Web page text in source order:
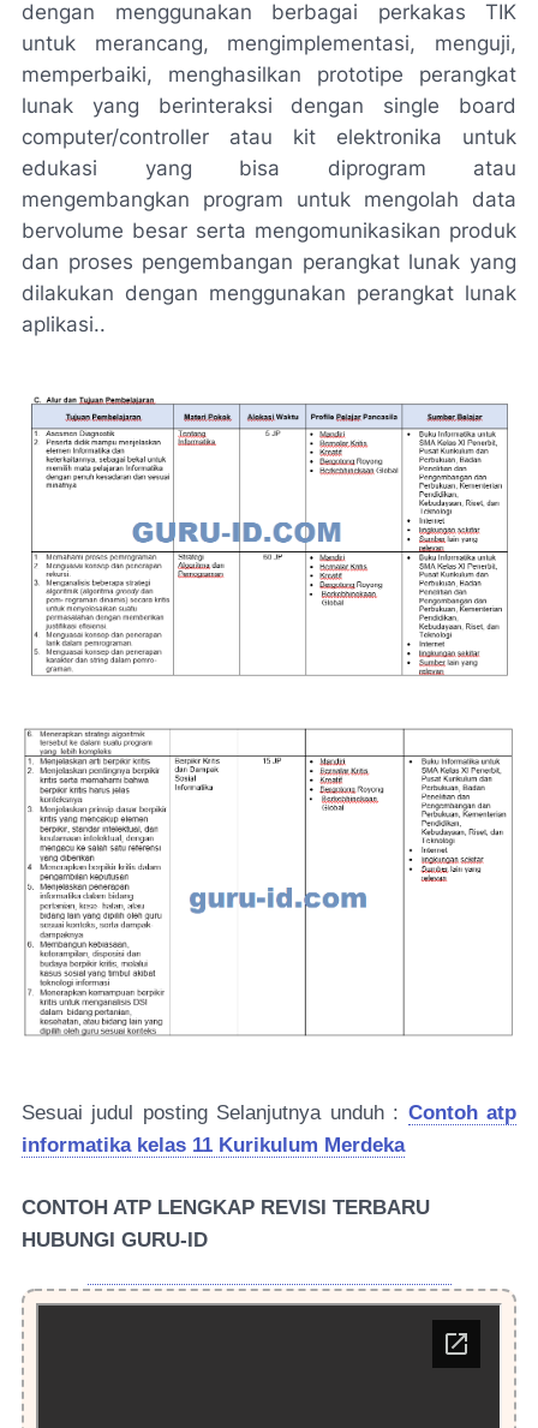
dengan menggunakan berbagai perkakas TIK
untuk merancang, mengimplementasi, menguji,
memperbaiki, menghasilkan prototipe perangkat
lunak yang berinteraksi dengan single board
computer/controller atau kit elektronika untuk
edukasi yang bisa diprogram atau
mengembangkan program untuk mengolah data
bervolume besar serta mengomunikasikan produk
dan proses pengembangan perangkat lunak yang
dilakukan dengan menggunakan perangkat lunak
aplikasi..
Sesuai judul posting Selanjutnya unduh : Contoh atp
informatika kelas 11 Kurikulum Merdeka
CONTOH ATP LENGKAP REVISI TERBARU
HUBUNGI GURU-ID